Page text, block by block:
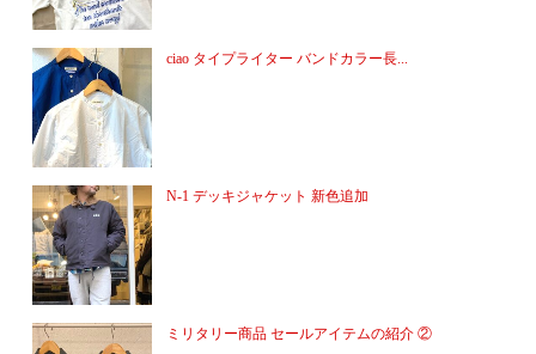
ciao タイプライター バンドカラー長...
N-1 デッキジャケット 新色追加
ミリタリー商品 セールアイテムの紹介 ②